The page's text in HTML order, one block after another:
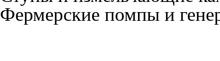
Фермерские помпы и